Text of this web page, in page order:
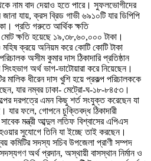
নাম বাদ দেয়াও হতে পারে। সুফলভোগীদের
যায়, ক্রস ব্রিড গাভী ৬৯১০টি যার ডিপিপি
প্রতি গরুতে আর্থিক ক্ষতি
ক্ষতি হয়েছে ১৯,৩৮,৬০,০০০ টাকা।
ক্রয়ে অনিয়ম করে কোটি কোটি টাকা
অসীম কুমার দাস ঠিকাদারি প্রতিষ্ঠান
অর্থ ভাগ-ভাটোয়ারা করে নিয়েছেন।
মালিক ধীরেন দাস খুশি হয়ে প্রকল্প পরিচালককে
যার নম্বর ঢাকা- মেট্রো-ঘ-১৮-৮৪৫৩।
দরপত্রে এমন কিছু শর্ত সংযুক্ত করেছেন যা
যার ফলে, গোপনে চুক্তিবদ্ধ ঠিকাদারী
মন্ত্রী আব্দুল লতিফ বিশ্বাসের এপিএস
সুযোগে তিনি যা ইচ্ছে তাই করছেন।
কমিটির সদস্য সচিব উপজেলা প্রাণী সম্পদ
অর্থ প্রদান, অস্থায়ী বাসস্থান নির্মান ও